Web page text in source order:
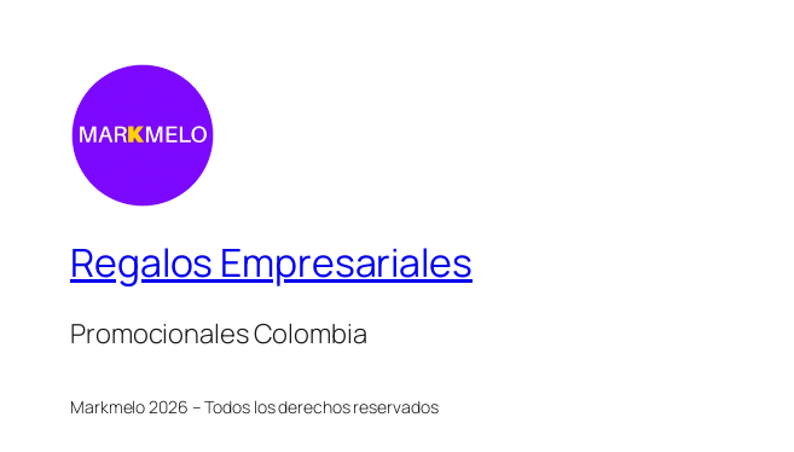
Regalos Empresariales
Promocionales Colombia
Markmelo 2026 – Todos los derechos reservados